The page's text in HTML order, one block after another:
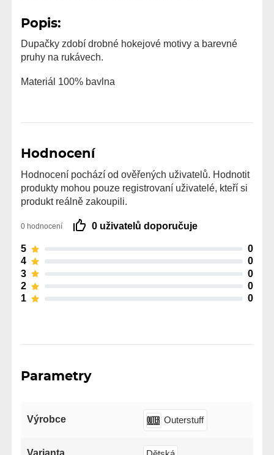
Popis:
Dupačky zdobí drobné hokejové motivy a barevné
pruhy na rukávech.
Materiál 100% bavlna
Hodnocení
Hodnocení pochází od ověřených uživatelů. Hodnotit
produkty mohou pouze registrovaní uživatelé, kteří si
produkt reálně zakoupili.
0 hodnocení 0 uživatelů doporučuje
5
0
4
0
3
0
2
0
1
0
Parametry
Výrobce Outerstuff